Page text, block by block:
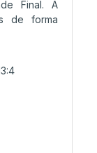
Final. A
de forma